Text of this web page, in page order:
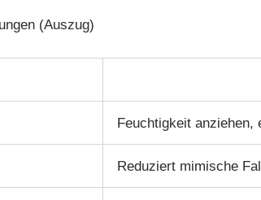
(Auszug)
Feuchtigkeit anziehen,
Reduziert mimische